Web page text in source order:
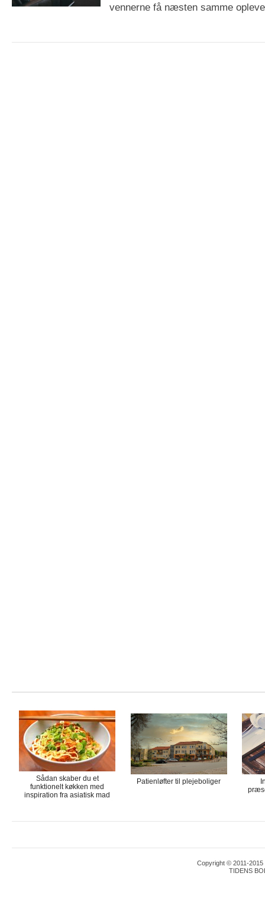
vennerne få næsten samme
Sådan skaber du et
funktionelt køkken med
inspiration fra asiatisk mad
Patienløfter til plejeboliger
Copyright © 2011-2015
TIDENS